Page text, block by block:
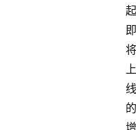
起
即
将
上
线
的
增